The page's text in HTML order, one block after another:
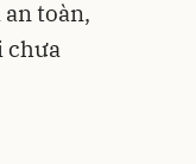
toàn,
chưa